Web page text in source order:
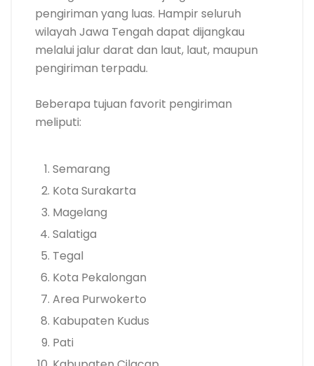
pengiriman yang luas. Hampir seluruh
wilayah Jawa Tengah dapat dijangkau
melalui jalur darat dan laut, laut, maupun
pengiriman terpadu.
Beberapa tujuan favorit pengiriman
meliputi:
Semarang
Kota Surakarta
Magelang
Salatiga
Tegal
Kota Pekalongan
Area Purwokerto
Kabupaten Kudus
Pati